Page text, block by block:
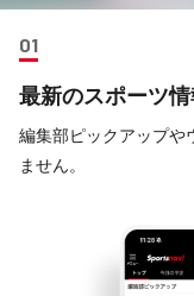
最新のスポーツ
編集部ピックアップや
ません。